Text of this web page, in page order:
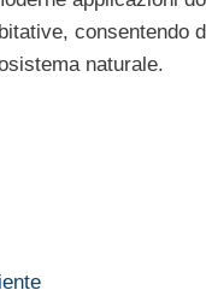
consentendo
naturale.